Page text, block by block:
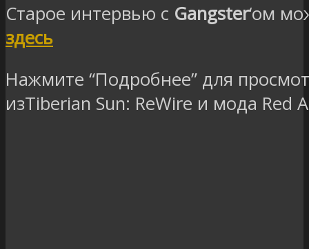
Старое интервью с Gangster‘ом
здесь
Нажмите “Подробнее” для
изTiberian Sun: ReWire и мода Red